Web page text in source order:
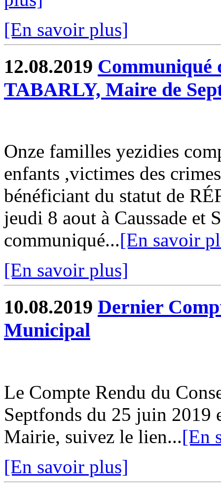
[En savoir plus]
12.08.2019 Communiqué
TABARLY, Maire de
Onze familles yezidies
enfants ,victimes des
bénéficiant du statut de
jeudi 8 aout à Caussade et
communiqué...[En savoir
[En savoir plus]
10.08.2019 Dernier
Municipal
Le Compte Rendu du
Septfonds du 25 juin 2019
Mairie, suivez le lien...[En
[En savoir plus]